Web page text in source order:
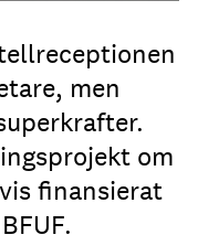
men
om
finansierat